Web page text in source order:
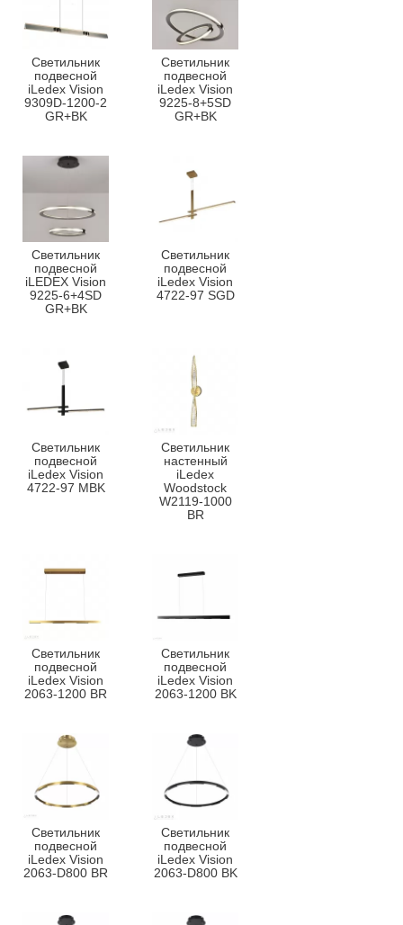
Светильник
подвесной
iLedex Vision
9309D-1200-2
GR+BK
Светильник
подвесной
iLedex Vision
9225-8+5SD
GR+BK
Светильник
подвесной
iLEDEX Vision
9225-6+4SD
GR+BK
Светильник
подвесной
iLedex Vision
4722-97 SGD
Светильник
подвесной
iLedex Vision
4722-97 MBK
Светильник
настенный
iLedex
Woodstock
W2119-1000
BR
Светильник
подвесной
iLedex Vision
2063-1200 BR
Светильник
подвесной
iLedex Vision
2063-1200 BK
Светильник
подвесной
iLedex Vision
2063-D800 BR
Светильник
подвесной
iLedex Vision
2063-D800 BK